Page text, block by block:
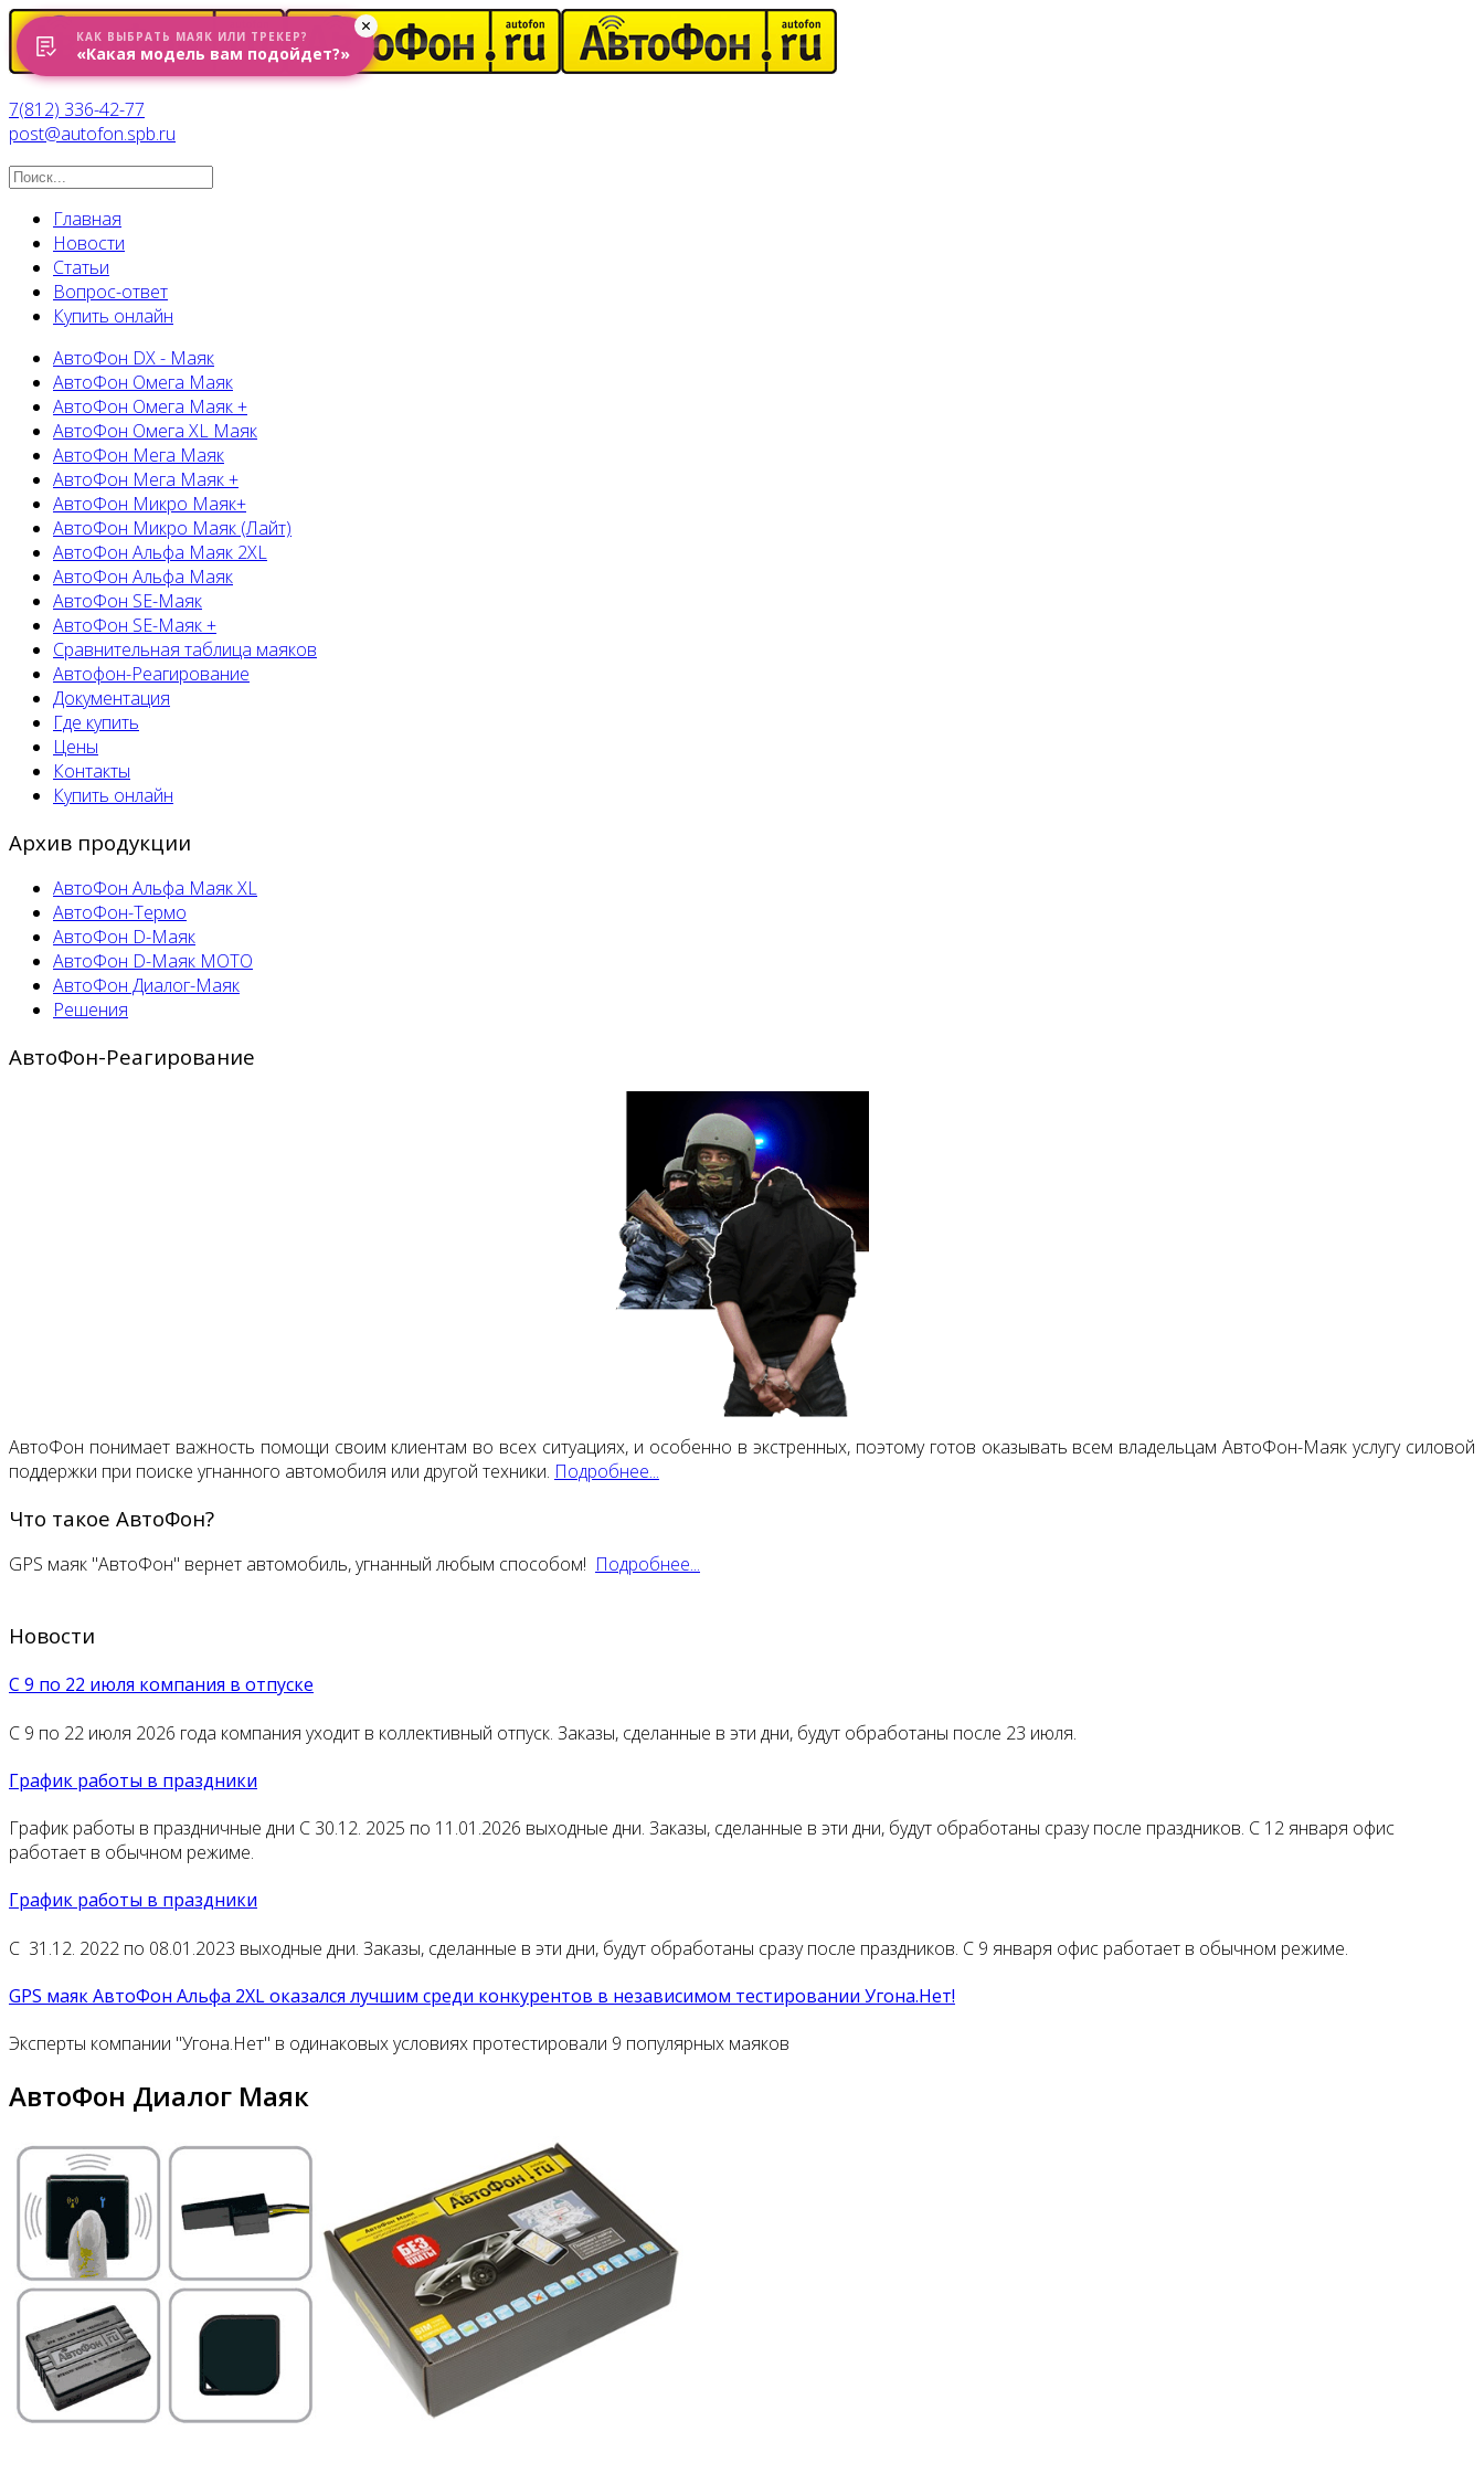
7(812) 336-42-77
post@autofon.spb.ru
Главная
Новости
Статьи
Вопрос-ответ
Купить онлайн
АвтоФон DX - Маяк
АвтоФон Омега Маяк
АвтоФон Омега Маяк +
АвтоФон Омега XL Маяк
АвтоФон Мега Маяк
АвтоФон Мега Маяк +
АвтоФон Микро Маяк+
АвтоФон Микро Маяк (Лайт)
АвтоФон Альфа Маяк 2XL
АвтоФон Альфа Маяк
АвтоФон SE-Маяк
АвтоФон SE-Маяк +
Сравнительная таблица маяков
Автофон-Реагирование
Документация
Где купить
Цены
Контакты
Купить онлайн
Архив продукции
АвтоФон Альфа Маяк XL
АвтоФон-Термо
АвтоФон D-Маяк
АвтоФон D-Маяк МОТО
АвтоФон Диалог-Маяк
Решения
АвтоФон-Реагирование
АвтоФон понимает важность помощи своим клиентам во всех ситуациях, и особенно в экстренных, поэтому готов оказывать всем владельцам АвтоФон-Маяк услугу силовой
поддержки при поиске угнанного автомобиля или другой техники. Подробнее...
Что такое АвтоФон?
GPS маяк "АвтоФон" вернет автомобиль, угнанный любым способом! Подробнее...
Новости
С 9 по 22 июля компания в отпуске
С 9 по 22 июля 2026 года компания уходит в коллективный отпуск. Заказы, сделанные в эти дни, будут обработаны после 23 июля.
График работы в праздники
График работы в праздничные дни С 30.12. 2025 по 11.01.2026 выходные дни. Заказы, сделанные в эти дни, будут обработаны сразу после праздников. С 12 января офис
работает в обычном режиме.
График работы в праздники
С 31.12. 2022 по 08.01.2023 выходные дни. Заказы, сделанные в эти дни, будут обработаны сразу после праздников. С 9 января офис работает в обычном режиме.
GPS маяк АвтоФон Альфа 2XL оказался лучшим среди конкурентов в независимом тестировании Угона.Нет!
Эксперты компании "Угона.Нет" в одинаковых условиях протестировали 9 популярных маяков
АвтоФон Диалог Маяк
КАК ВЫБРАТЬ МАЯК ИЛИ ТРЕКЕР?
«Какая модель вам подойдет?»